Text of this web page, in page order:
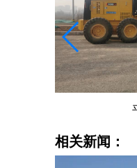
相关新闻：